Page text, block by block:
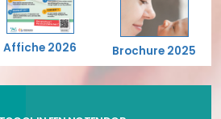
Affiche 2026
Brochure 2025